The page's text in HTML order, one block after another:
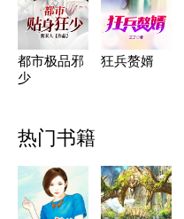
都市极品邪
少
狂兵赘婿
热门书籍